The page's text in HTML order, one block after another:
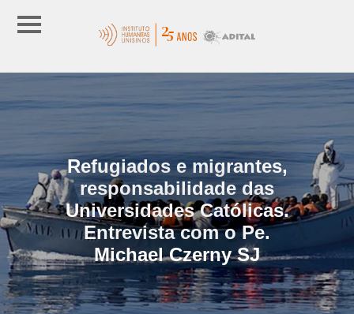
Refugiados e migrantes,
responsabilidade das
Universidades Católicas.
Entrevista com o Pe.
Michael Czerny SJ